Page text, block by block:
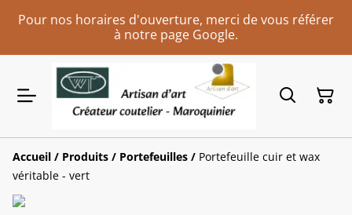
Pour nos horaires d'ouverture, merci de vous référer
à notre page Google.
Accueil / Produits / Portefeuilles / Portefeuille cuir et wax
véritable - vert